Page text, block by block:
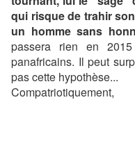
qui risque de trahir
un homme sans
passera rien en
panafricains. Il peut
pas cette hypothèse...
Compatriotiquement,
LION DE